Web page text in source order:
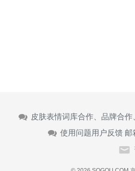
皮肤表情词库合作、品牌合
使用问题用户反馈 邮